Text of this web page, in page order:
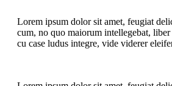
Lorem ipsum dolor sit amet, feugiat
cum, no quo maiorum intellegebat,
cu case ludus integre, vide viderer